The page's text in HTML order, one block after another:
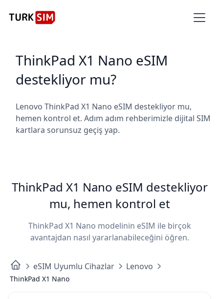
ThinkPad X1 Nano eSIM
destekliyor mu?
Lenovo ThinkPad X1 Nano eSIM destekliyor mu,
hemen kontrol et. Adım adım rehberimizle dijital SIM
kartlara sorunsuz geçiş yap.
ThinkPad X1 Nano eSIM destekliyor
mu, hemen kontrol et
ThinkPad X1 Nano modelinin eSIM ile birçok
avantajdan nasıl yararlanabileceğini öğren.
eSIM Uyumlu Cihazlar Lenovo
ThinkPad X1 Nano